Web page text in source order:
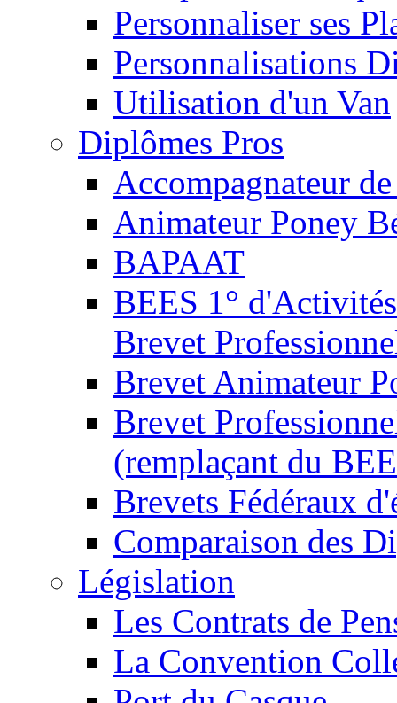
Personnaliser ses
Personnalisations
Utilisation d'un Van
Diplômes Pros
Accompagnateur
Animateur Poney
BAPAAT
BEES 1°
Brevet
Brevet Animateur
Brevet
(remplaçant du
Brevets Fédéraux
Comparaison des
Législation
Les Contrats de
La Convention